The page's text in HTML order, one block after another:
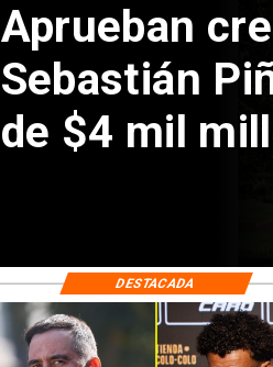
Claudio
sobre
DESTACADA